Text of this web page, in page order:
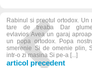
Rabinul si preotul ortodox. Un
tare de treaba Dar
evlavios Avea un garaj
un popa ortodox. Popa
smerenie Si de omenie plin,
intr-o zi masina Si pe-a [...]
articol precedent